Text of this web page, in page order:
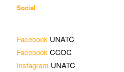
Social
Facebook UNATC
Facebook CCOC
Instagram UNATC